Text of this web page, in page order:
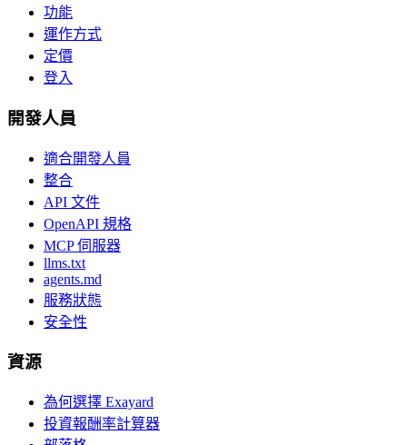
功能
運作方式
定價
登入
開發人員
適合開發人員
整合
API 文件
OpenAPI 規格
MCP 伺服器
llms.txt
agents.md
服務狀態
安全性
資源
為何選擇 Exayard
投資報酬率計算器